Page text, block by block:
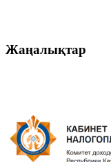
Жаңалықтар